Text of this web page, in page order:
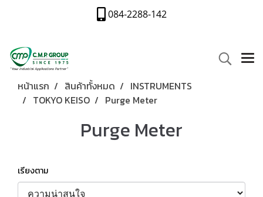
084-2288-142
หน้าแรก สินค้าทั้งหมด
INSTRUMENTS
TOKYO KEISO
Purge Meter
Purge Meter
เรียงตาม